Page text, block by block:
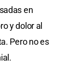
en
y dolor al
Pero no es